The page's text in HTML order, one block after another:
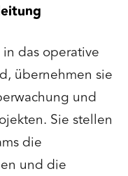
das operative
übernehmen sie
und
Sie stellen
die
und die